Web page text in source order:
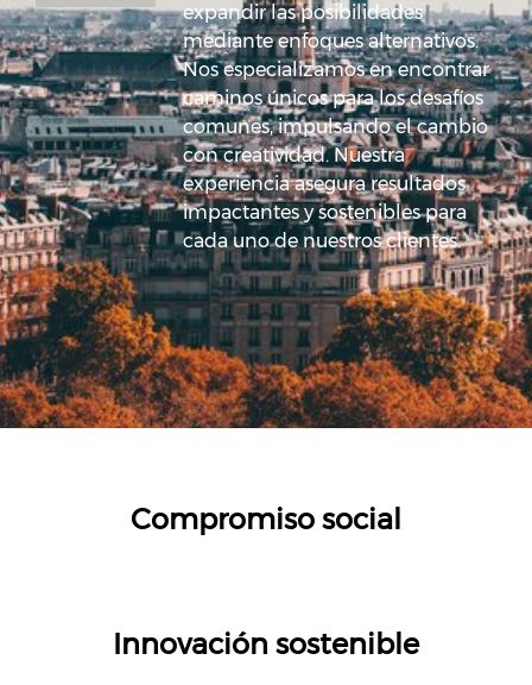
expandir las posibilidades
mediante enfoques alternativos.
Nos especializamos en encontrar
caminos únicos para los desafíos
comunes, impulsando el cambio
con creatividad. Nuestra
experiencia asegura resultados
impactantes y sostenibles para
cada uno de nuestros clientes.
Compromiso social
Innovación sostenible